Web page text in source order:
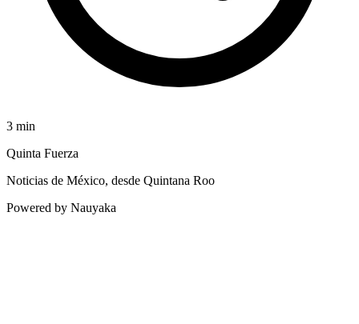
3 min
Quinta Fuerza
Noticias de México, desde Quintana Roo
Powered by Nauyaka